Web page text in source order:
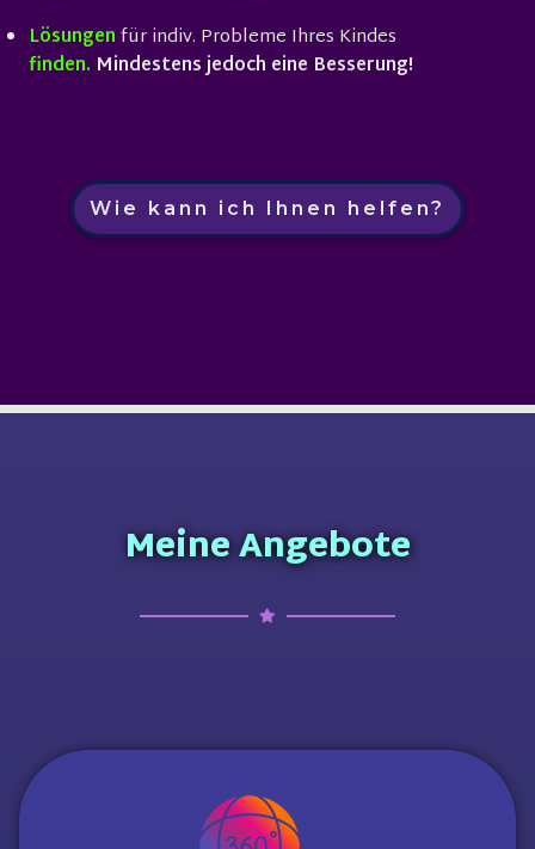
Lösungenfür indiv. Probleme Ihres Kindes
finden. Mindestens jedoch eine Besserung!
Wie kann ich Ihnen helfen?
Meine Angebote